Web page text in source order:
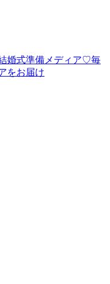
婚式準備メディア♡毎
をお届け